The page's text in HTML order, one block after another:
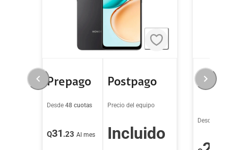
Prepago
Desde 48 cuotas
Q31 .23 Al mes
Postpago
Precio del equipo
Incluido
Desde